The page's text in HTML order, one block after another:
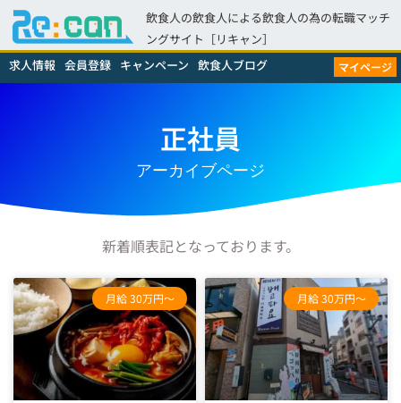
飲食人の飲食人による飲食人の為の転職マッチ
ングサイト［リキャン］
求人情報 会員登録 キャンペーン 飲食人ブログ マイページ
正社員
アーカイブページ
新着順表記となっております。
月給 30万円～ 月給 30万円～